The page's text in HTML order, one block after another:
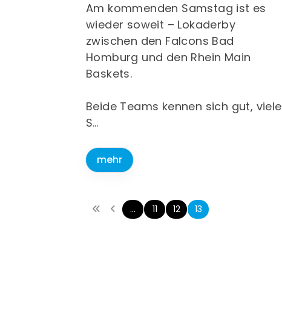
Am kommenden Samstag ist es
wieder soweit – Lokaderby
zwischen den Falcons Bad
Homburg und den Rhein Main
Baskets.
Beide Teams kennen sich gut, viele
S…
mehr
… 11 12 13